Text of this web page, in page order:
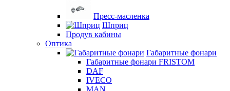
Пресс-масленка
Шприц
Продув кабины
Оптика
Габаритные фонари
Габаритные фонари FRISTOM
DAF
IVECO
MAN